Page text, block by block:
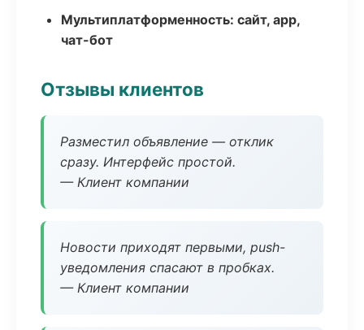
Мультиплатформенность: сайт, app,
чат-бот
Отзывы клиентов
Разместил объявление — отклик
сразу. Интерфейс простой.
— Клиент компании
Новости приходят первыми, push-
уведомления спасают в пробках.
— Клиент компании